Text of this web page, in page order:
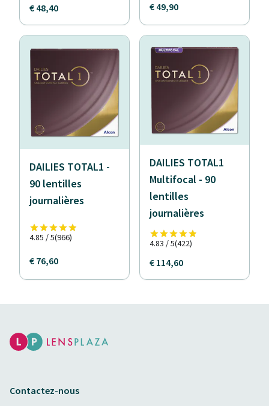
€ 48,40 € 49,90
DAILIES TOTAL1 -
90 lentilles
journalières
4.85 / 5(966)
€ 76,60
DAILIES TOTAL1
Multifocal - 90
lentilles
journalières
4.83 / 5(422)
€ 114,60
Contactez-nous